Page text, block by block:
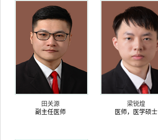
田关源
副主任医师
梁锐煌
医师，医学硕士